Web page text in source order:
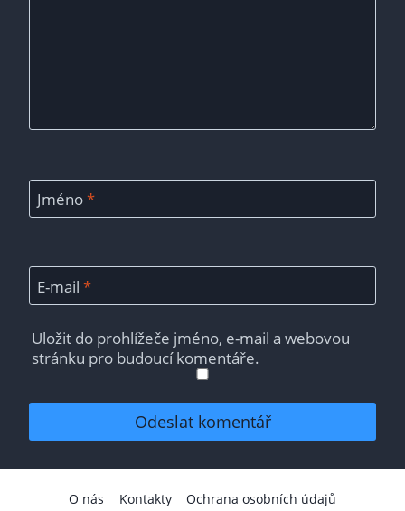
Jméno*
E-mail *
Uložit do prohlížeče jméno, e-mail a webovou
stránku pro budoucí komentáře.
O nás Kontakty Ochrana osobních údajů